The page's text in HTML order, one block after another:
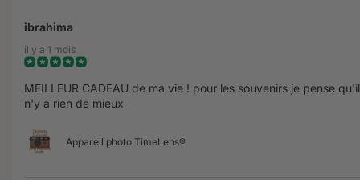
ibrahima
il y a 1 mois
MEILLEUR CADEAU de ma vie ! pour les souvenirs je pense qu'il
n'y a rien de mieux
Appareil photo TimeLens®